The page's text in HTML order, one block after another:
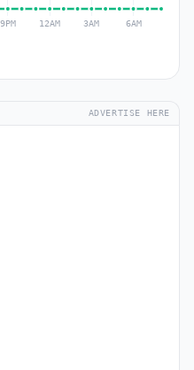
ADVERTISE HERE